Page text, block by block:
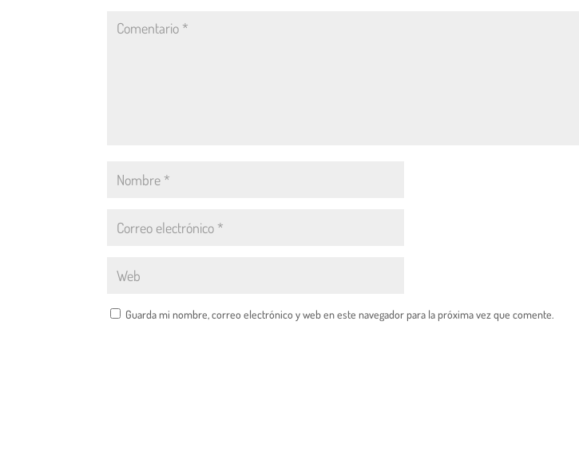
Guarda mi nombre, correo electrónico y web en este navegador para la próxima vez que comente.